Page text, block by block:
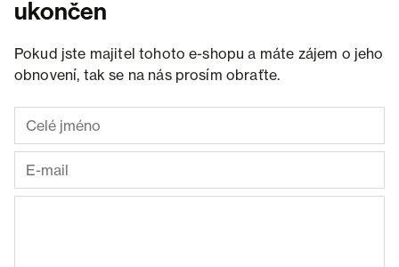
ukončen
Pokud jste majitel tohoto e-shopu a máte zájem o jeho
obnovení, tak se na nás prosím obraťte.